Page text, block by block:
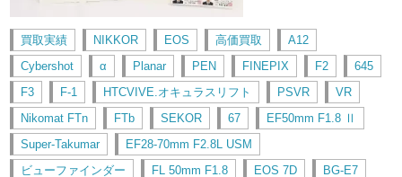
買取実績 NIKKOR EOS 高価買取
A12
Cybershot
α Planar PEN FINEPIX F2
645
F3
F-1 HTCVIVE.オキュラスリフト PSVR
VR
Nikomat FTn
FTb SEKOR 67
EF50mm F1.8 Ⅱ
Super-Takumar
EF28-70mm F2.8L USM
ビューファインダー
FL 50mm F1.8 EOS 7D
BG-E7